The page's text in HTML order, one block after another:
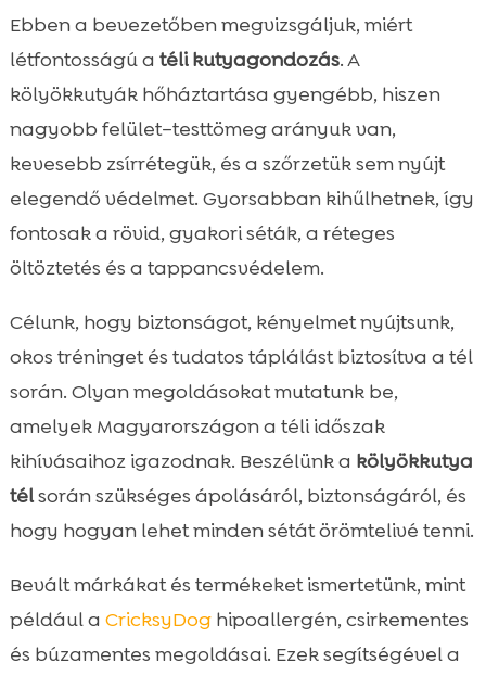
csirkementes és búzamentes megoldások
Nedves eledelek és kényeztetés a hideg
napokon
Vitaminok, szőr- és bőrápolás téli
időszakban
 Benti komfort: meleg fekhely és
huzatvédelem
 Rövid, gyakori séták és biztonságos
mozgás
 Egészségvédelem: oltások, paraziták és
megfázás jelei
 Téli veszélyek a ház körül és útközben

Téli játékok és agyserkentő feladatok
kölyökkutyáknak
Összefoglaló
FAQ
Ebben a bevezetőben megvizsgáljuk, miért
létfontosságú a téli kutyagondozás. A
kölyökkutyák hőháztartása gyengébb, hiszen
nagyobb felület–testtömeg arányuk van,
kevesebb zsírrétegük, és a szőrzetük sem nyújt
elegendő védelmet. Gyorsabban kihűlhetnek, így
fontosak a rövid, gyakori séták, a réteges
öltöztetés és a tappancsvédelem.
Célunk, hogy biztonságot, kényelmet nyújtsunk,
okos tréninget és tudatos táplálást biztosítva a tél
során. Olyan megoldásokat mutatunk be,
amelyek Magyarországon a téli időszak
kihívásaihoz igazodnak. Beszélünk a kölyökkutya
télsorán szükséges ápolásáról, biztonságáról, és
hogy hogyan lehet minden sétát örömtelivé tenni.
Bevált márkákat és termékeket ismertetünk, mint
például a CricksyDoghipoallergén, csirkementes
és búzamentes megoldásai. Ezek segítségével a